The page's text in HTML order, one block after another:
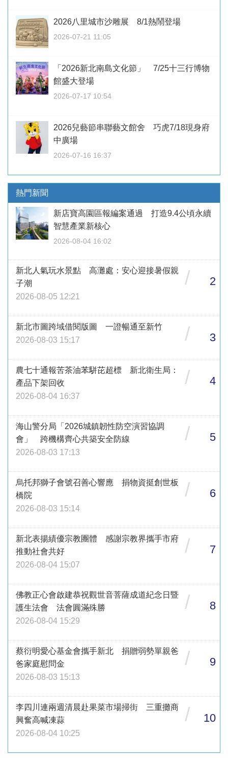
2026八里城市沙雕展 8/1熱鬧登場
2026-07-21 11:05
「2026新北南島文化節」 7/25十三行博物
館盛大登場
2026-07-17 10:54
2026兒藝節串聯藝文館舍 巧虎7/18現身府
中廣場
2026-07-16 16:37
熱門新聞
新店寶高園區報編案通過 打造9.4公頃永續
智慧產業新核心
2026-08-04 16:02
新北人氣玩水景點 高灘處：安心迎接暑假親
子潮
2026-08-05 12:21
/ 2
新北市圖跨域借閱版圖 一證暢通至新竹
2026-08-03 15:17
/ 3
農七十通報苦茶油苯駢芘超標 新北衛生局：
產品下架回收
2026-08-04 16:37
/ 4
海山警分局「2026城鎮韌性防空演習協調
會」 跨機構齊心共築安全防線
2026-08-03 17:13
/ 5
烏托邦獅子會號召善心響應 捐物資挺創世板
橋院
2026-08-03 15:14
/ 6
新北表揚績優宗教團體 感謝宗教界攜手市府
推動社會共好
2026-08-04 15:07
/ 7
佛教正心會啟建恭祝觀世音菩薩成道紀念日暨
護生法會 法會圓滿殊勝
2026-08-04 15:29
/ 8
蔡衍明愛心基金會攜手新北 捐贈弱勢單親爸
爸家庭慰問金
2026-08-03 15:13
/ 9
李四川連兩週清晨赴果菜市場掃街 三重攤商
興奮高喊凍蒜
2026-08-04 10:25
/ 10